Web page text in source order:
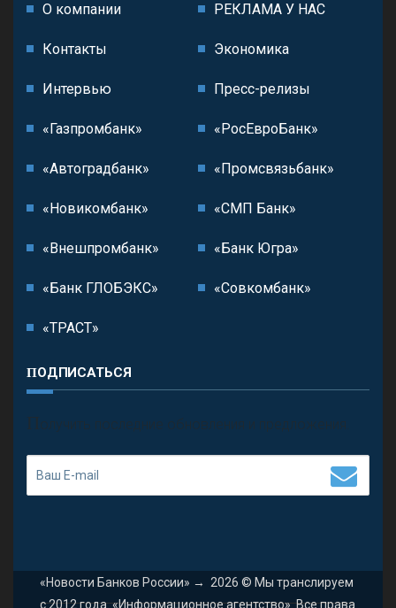
О компании РЕКЛАМА У НАС
Контакты Экономика
Интервью Пресс-релизы
«Газпромбанк» «РосЕвроБанк»
«Автоградбанк» «Промсвязьбанк»
«Новикомбанк» «СМП Банк»
«Внешпромбанк» «Банк Югра»
«Банк ГЛОБЭКС» «Совкомбанк»
«ТРАСТ»
ПОДПИСАТЬСЯ
П олучить последние обновления и предложения.
«Новости Банков России» → 2026 © Мы транслируем
с 2012 года. «Информационное агентство». Все права